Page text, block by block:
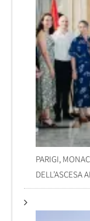
PARIGI,
DELL’ASCESA